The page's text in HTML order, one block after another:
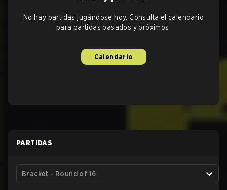
No hay partidas jugándose hoy. Consulta el calendario
para partidas pasados y próximos.
Calendario
PARTIDAS
Bracket - Round of 16